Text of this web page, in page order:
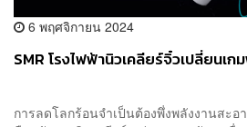
6 พฤศจิกายน 2024
SMR โรงไฟฟ้านิวเคลียร์จิ๋วเปลี่ยนเก
การลดโลกร้อนจำเป็นต้องพึ่งพลังงานสะ